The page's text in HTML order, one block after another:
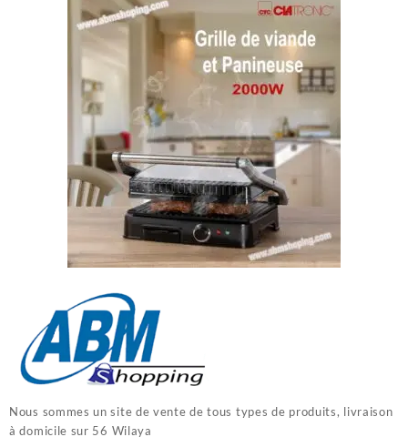
Nous sommes un site de vente de tous types de produits, livraison
à domicile sur 56 Wilaya